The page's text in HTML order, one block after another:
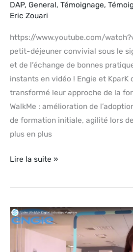
DAP, General, Témoignage,
Eric Zouari
https://www.youtube.com/
petit-déjeuner convivial sous le
et de l’échange de bonnes
instants en vidéo ! Engie et
transformé leur approche de la
WalkMe : amélioration de
de formation initiale, agilité lors
plus en plus
Lire la suite »
Vidéo
WalkMe